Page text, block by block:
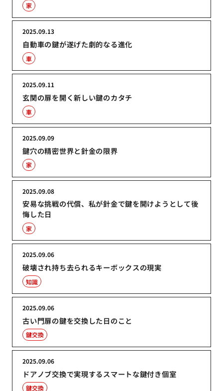
家
自動車の鍵が遂げた劇的なる進化
2025.09.13
車
玄関の扉を開く新しい鍵のカタチ
2025.09.11
車
鍵穴の精密世界と針金の限界
2025.09.09
家
安易な挑戦の代償、私が針金で鍵を開けようとして後
悔した日
2025.09.08
家
破壊され持ち去られるキーボックスの現実
2025.09.06
知識
古い門扉の鍵を交換した日のこと
2025.09.06
鍵交換
ドアノブ交換で実現するスマートな鍵付き個室
2025.09.06
鍵交換